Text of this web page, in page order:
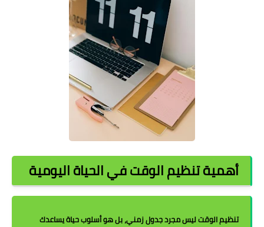
أهمية تنظيم الوقت في الحياة اليومية
تنظيم الوقت ليس مجرد جدول زمني، بل هو أسلوب حياة يساعدك